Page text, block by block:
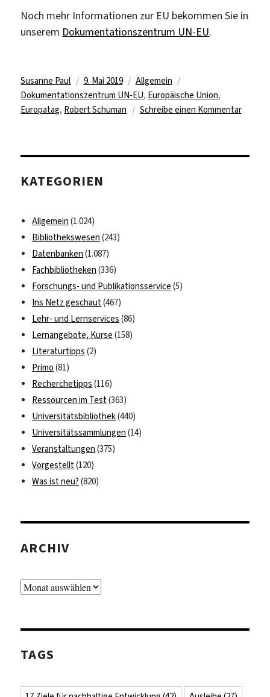
Noch mehr Informationen zur EU bekommen Sie in
unserem Dokumentationszentrum UN-EU.
Autor
Susanne Paul
Veröffentlicht
am
9. Mai 2019 Kategorien
Allgemein
Dokumentationszentrum UN-EU, Europäische Union,
Europatag, Robert Schuman Schreibe einen Kommentarzu
–
KATEGORIEN
Allgemein (1.024)
Bibliothekswesen (243)
Datenbanken (1.087)
Fachbibliotheken (336)
Forschungs- und Publikationsservice (5)
Ins Netz geschaut(467)
Lehr- und Lernservices (86)
Lernangebote, Kurse (158)
Literaturtipps (2)
Primo (81)
Recherchetipps (116)
Ressourcen im Test(363)
Universitätsbibliothek(440)
Universitätssammlungen (14)
Veranstaltungen (375)
Vorgestellt(120)
Was ist neu? (820)
ARCHIV
Archiv
TAGS